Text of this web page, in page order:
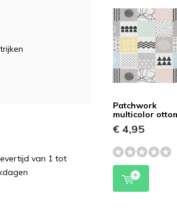
van 1 tot
Patchwork
multicolor
€ 4,95